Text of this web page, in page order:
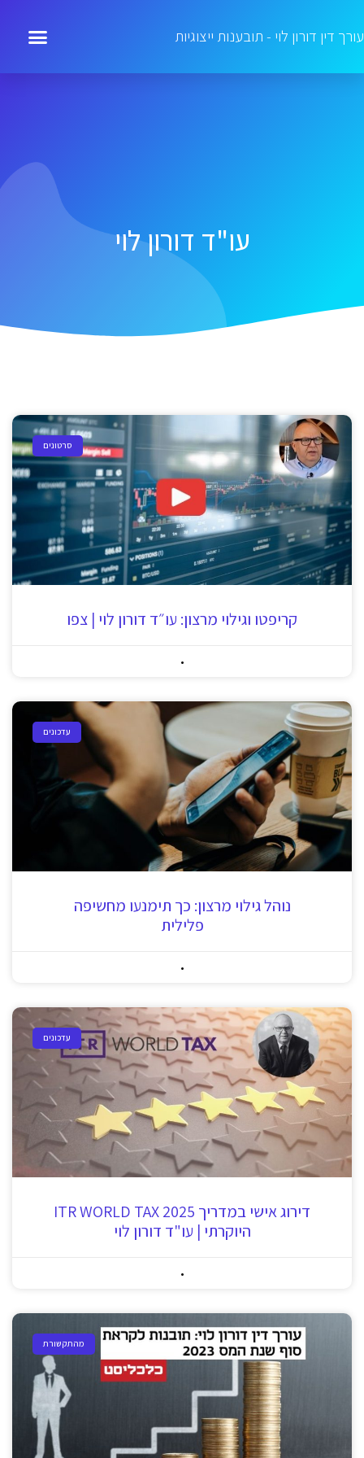
עורך דין דורון לוי - תובענות ייצוגיות
עו"ד דורון לוי
סרטונים
קריפטו וגילוי מרצון: עו״ד דורון לוי | צפו
עדכונים
נוהל גילוי מרצון: כך תימנעו מחשיפה
פלילית
עדכונים
דירוג אישי במדריך ITR WORLD TAX 2025
היוקרתי | עו"ד דורון לוי
מהתקשורת